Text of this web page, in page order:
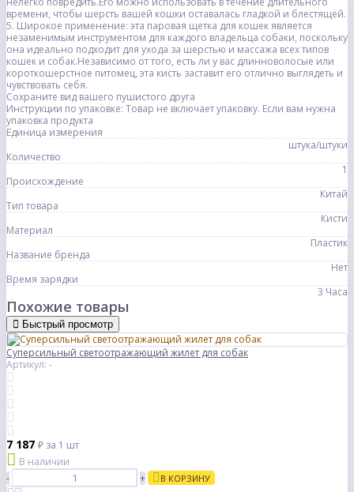
времени, чтобы шерсть вашей кошки оставалась гладкой и блестящей.
5. Широкое применение: эта паровая щетка для кошек является
незаменимым инструментом для каждого владельца собаки, поскольку
она идеально подходит для ухода за шерстью и массажа всех типов
кошек и собак.Независимо от того, есть ли у вас длинноволосые или
короткошерстное питомец, эта кисть заставит его отлично выглядеть и
чувствовать себя.
Сохраните вид вашего пушистого друга
Инструкции по упаковке: Товар не включает упаковку. Если вам нужна
упаковка продукта
Единица измерения
штука/штуки
Количество
1
Происхождение
Китай
Тип товара
Кисти
Материал
Пластик
Название бренда
Нет
Время зарядки
3 Часа
Похожие товары
Быстрый просмотр
Суперсильный светоотражающий жилет для собак
Артикул: -
7 187 ₽ за 1 шт
В наличии
-
+ В КОРЗИНУ